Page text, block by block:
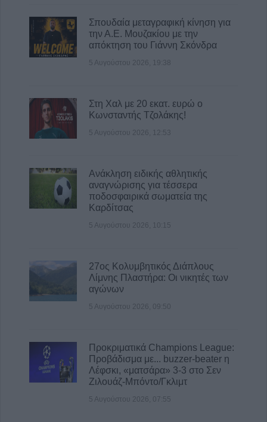
5 Αυγούστου 2026, 16:02
Ε.Φ.Ε.Τ.: Ανάκληση μη ασφαλών τροφίμων
τύπου καραμελών ζελέ και συναφών
Σπουδαία μεταγραφική κίνηση για
την Α.Ε. Μουζακίου με την
απόκτηση του Γιάννη Σκόνδρα
5 Αυγούστου 2026, 19:38
Στη Χαλ με 20 εκατ. ευρώ ο
Κωνσταντής Τζολάκης!
5 Αυγούστου 2026, 12:53
Ανάκληση ειδικής αθλητικής
αναγνώρισης για τέσσερα
ποδοσφαιρικά σωματεία της
Καρδίτσας
5 Αυγούστου 2026, 10:15
27ος Κολυμβητικός Διάπλους
Λίμνης Πλαστήρα: Οι νικητές των
αγώνων
5 Αυγούστου 2026, 09:50
Προκριματικά Champions League:
Προβάδισμα με... buzzer-beater η
Λέφσκι, «ματσάρα» 3-3 στο Σεν
Ζιλουάζ-Μπόντο/Γκλιμτ
5 Αυγούστου 2026, 07:55